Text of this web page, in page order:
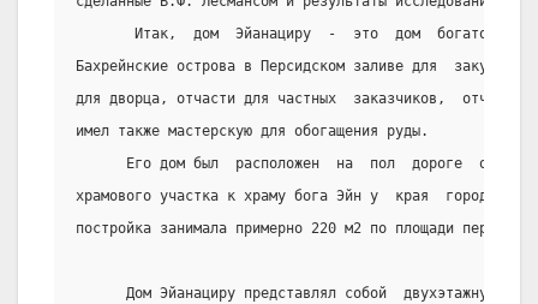
Итак,  дом  Эйанациру  -  это  дом  богатого
Бахрейнские острова в Персидском заливе для  закупки
для дворца, отчасти для частных  заказчиков,  отчасти
имел также мастерскую для обогащения руды.
Его дом был  расположен  на  пол  дороге  от
храмового участка к храму бога Эйн у  края  города.  В
постройка занимала примерно 220 м2 по площади первого
Дом Эйанациру представлял собой  двухэтажную